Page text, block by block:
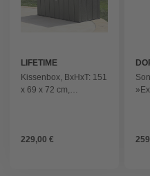
LIFETIME
Kissenbox, BxHxT: 151
x 69 x 72 cm,
229,00 €